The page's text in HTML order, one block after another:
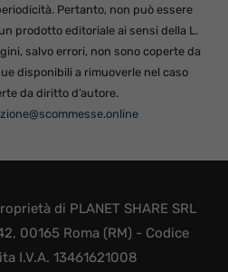
Pertanto, non può essere
prodotto editoriale ai sensi della L.
salvo errori, non sono coperte da
disponibili a rimuoverle nel caso
da diritto d’autore.
di PLANET SHARE SRL
00165 Roma (RM) - Codice
I.V.A. 13461621008